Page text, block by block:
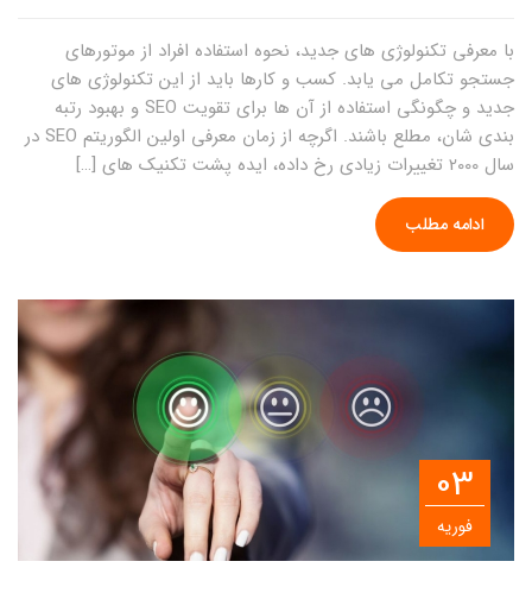
با معرفی تکنولوژی های جدید، نحوه استفاده افراد از موتورهای
جستجو تکامل می یابد. کسب و کارها باید از این تکنولوژی های
جدید و چگونگی استفاده از آن ها برای تقویت SEO و بهبود رتبه
بندی شان، مطلع باشند. اگرچه از زمان معرفی اولین الگوریتم SEO در
سال 2000 تغییرات زیادی رخ داده، ایده پشت تکنیک های […]
ادامه مطلب
03
فوریه